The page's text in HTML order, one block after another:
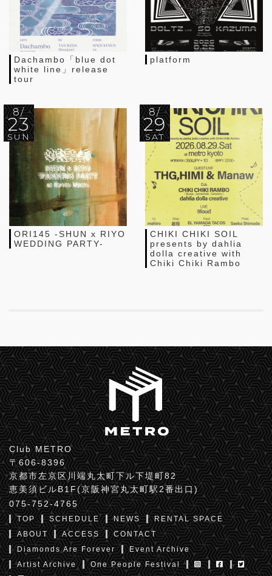
Dachambo「blue dot
white line」release
tour
platform
8/
23
SUN
ORI145 -SHUN x RIYO
WEDDING PARTY-
8/
29
SAT
CHIKI CHIKI SOIL
presents by dahlia
dolla creative with
Chiki Chiki Rambo
Club METRO
〒606-8396
京都市左京区川端丸太町下ル下堤町82
恵美須ビルB1F(京阪神宮丸太町駅2番出口)
075-752-4765
TOP SCHEDULE NEWS
RENTAL SPACE
ABOUT
ACCESS
CONTACT
Diamonds Are Forever
Event Archive
Artist Archive
One People Festival